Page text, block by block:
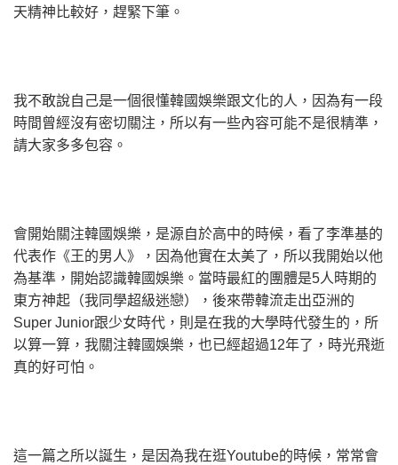
天精神比較好，趕緊下筆。
我不敢說自己是一個很懂韓國娛樂跟文化的人，因為有一段
時間曾經沒有密切關注，所以有一些內容可能不是很精準，
請大家多多包容。
會開始關注韓國娛樂，是源自於高中的時候，看了李準基的
代表作《王的男人》，因為他實在太美了，所以我開始以他
為基準，開始認識韓國娛樂。當時最紅的團體是5人時期的
東方神起（我同學超級迷戀），後來帶韓流走出亞洲的
Super Junior跟少女時代，則是在我的大學時代發生的，所
以算一算，我關注韓國娛樂，也已經超過12年了，時光飛逝
真的好可怕。
這一篇之所以誕生，是因為我在逛Youtube的時候，常常會